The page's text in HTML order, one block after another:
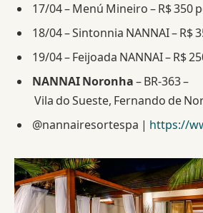
17/04 – Menú Mineiro – R$ 350
18/04 – Sintonnia NANNAI – R$
19/04 – Feijoada NANNAI – R$
NANNAI Noronha– BR‑363 –
Vila do Sueste, Fernando de
@nannairesortespa | https://